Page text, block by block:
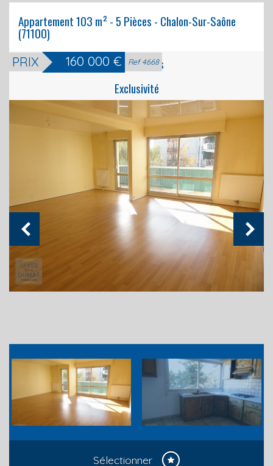
Appartement 103 m² - 5 Pièces - Chalon-Sur-Saône
(71100)
PRIX 160 000 € Ref 4668
Biens vendus
Exclusivité
Sélectionner